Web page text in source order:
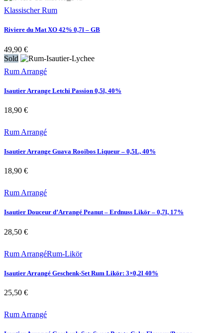
Klassischer Rum
Riviere du Mat XO 42% 0,7l – GB
49,90 €
Sold
Rum Arrangé
Isautier Arrange Letchi Passion 0,5l, 40%
18,90 €
Rum Arrangé
Isautier Arrange Guava Rooibos Liqueur – 0,5L, 40%
18,90 €
Rum Arrangé
Isautier Douceur d’Arrangé Peanut – Erdnuss Likör – 0,7l, 17%
28,50 €
Rum ArrangéRum-Likör
Isautier Arrangé Geschenk-Set Rum Likör: 3×0,2l 40%
25,50 €
Rum Arrangé